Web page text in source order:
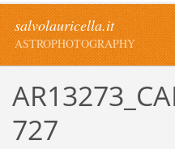
salvolauricella.it
ASTROPHOTOGRAPHY
727